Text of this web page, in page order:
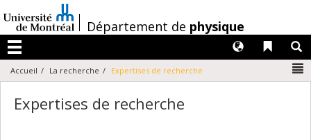
au
contenu
/Département de physique
Menu
Liens
Langues
Accueil La recherche Expertises de recherche
Expertises de recherche